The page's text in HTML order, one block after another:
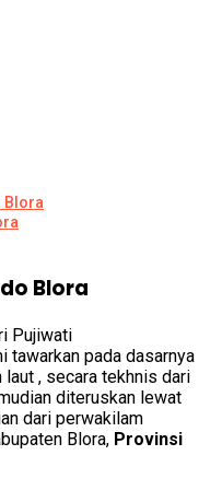
Blora
Blora
Pujiwati
tawarkan pada dasarnya
laut , secara tekhnis dari
diteruskan lewat
dari perwakilam
Blora, Provinsi